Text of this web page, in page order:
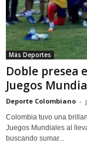
Más Deportes
Doble presea
Juegos
Deporte Colombiano -
Colombia tuvo una
Juegos Mundiales al
buscando sumar...